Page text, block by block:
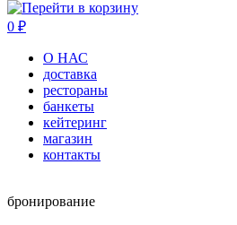
0 ₽
О НАС
доставка
рестораны
банкеты
кейтеринг
магазин
контакты
бронирование